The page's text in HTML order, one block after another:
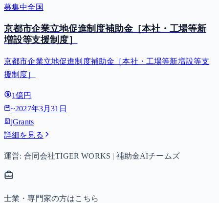
募集中全国
京都市企業立地促進制度補助金［本社・工場等新
増設等支援制度］
京都市企業立地促進制度補助金［本社・工場等新増設等支
援制度］
1億円
~2027年3月31日
jGrants
詳細を見る
運営: 合同会社TIGER WORKS | 補助金AIチームズ
士業・専門家の方はこちら